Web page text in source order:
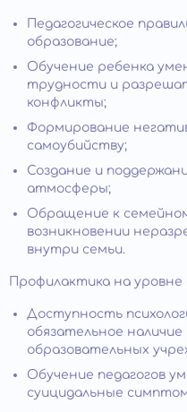
Педагогическое
образование;
Обучение ребенка
трудности и
конфликты;
Формирование
самоубийству;
Создание и
атмосферы;
Обращение к
возникновении
внутри семьи.
Профилактика на уровне
Доступность
обязательное
образовательных
Обучение педагогов
суицидальные